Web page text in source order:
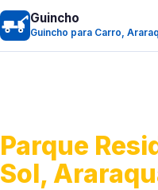
Guincho
Guincho para Carro,
Parque
Sol,